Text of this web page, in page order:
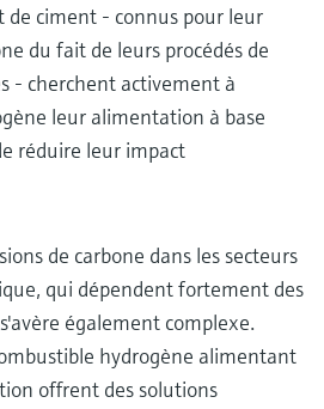
de ciment - connus pour leur
du fait de leurs procédés de
- cherchent activement à
leur alimentation à base
réduire leur impact
de carbone dans les secteurs
qui dépendent fortement des
également complexe.
hydrogène alimentant
offrent des solutions